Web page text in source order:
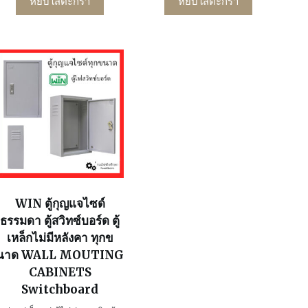
WIN ตู้กุญแจไซด์
ธรรมดา ตู้สวิทซ์บอร์ด ตู้
เหล็กไม่มีหลังคา ทุกข
าด WALL MOUTING
CABINETS
Switchboard